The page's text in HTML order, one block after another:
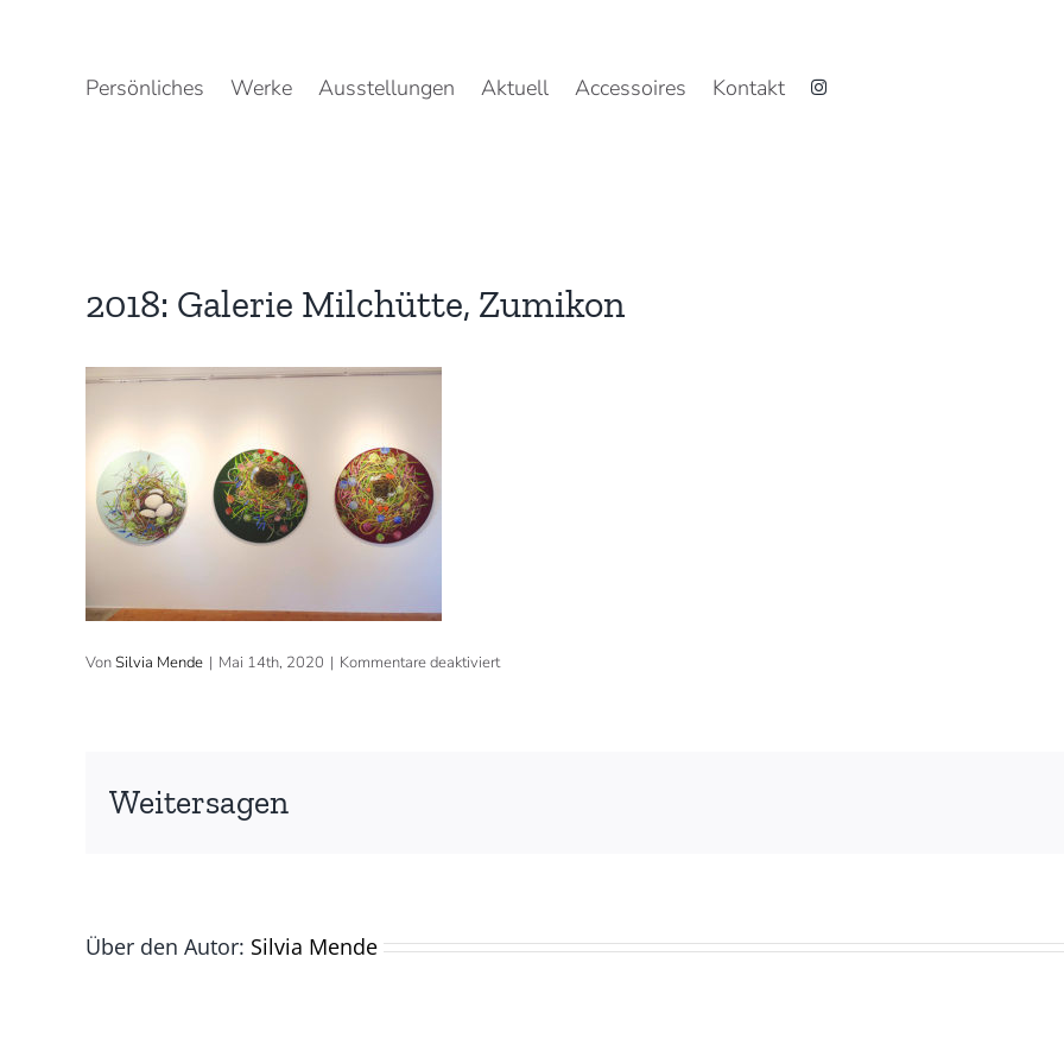
Persönliches Werke Ausstellungen Aktuell Accessoires Kontakt
2018: Galerie Milchütte, Zumikon
VonSilvia Mende | Mai 14th, 2020 | Kommentare deaktiviertfür
Weitersagen
Über den Autor: Silvia Mende